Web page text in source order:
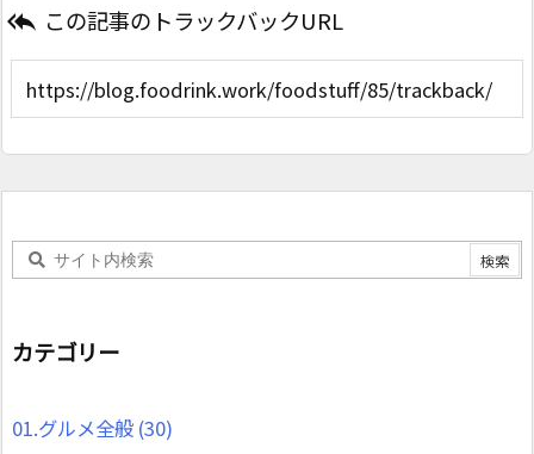
 この記事のトラックバックURL
カテゴリー
01.グルメ全般 (30)